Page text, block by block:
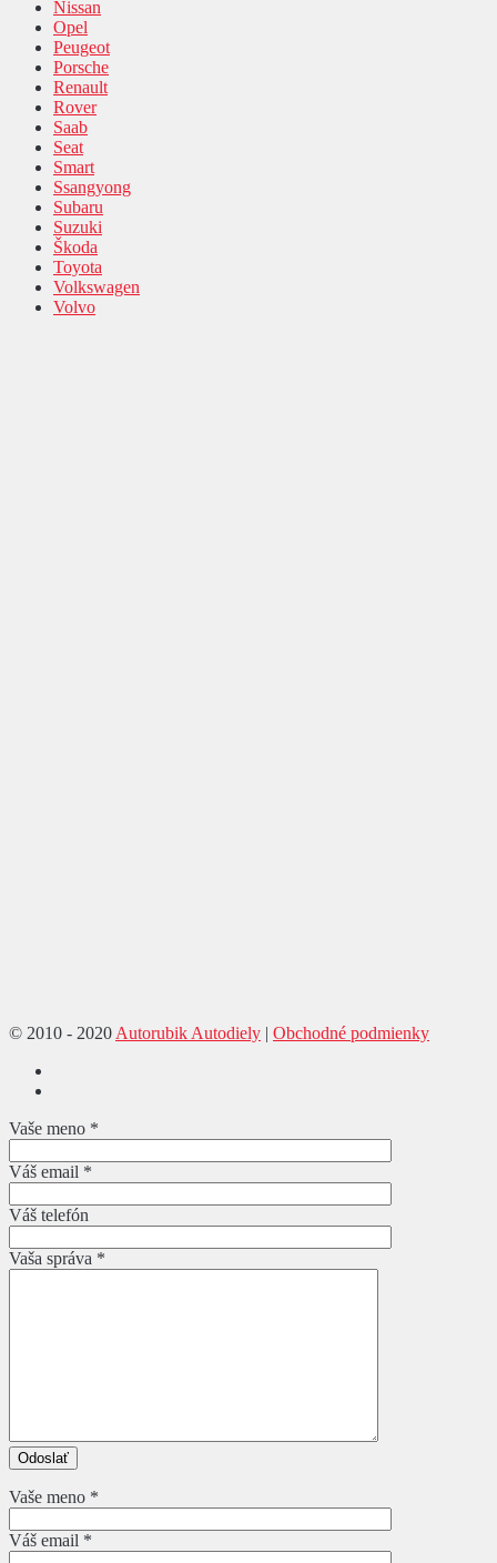
Nissan
Opel
Peugeot
Porsche
Renault
Rover
Saab
Seat
Smart
Ssangyong
Subaru
Suzuki
Škoda
Toyota
Volkswagen
Volvo
© 2010 - 2020 Autorubik Autodiely | Obchodné podmienky
Vaše meno *
Váš email *
Váš telefón
Vaša správa *
Vaše meno *
Váš email *